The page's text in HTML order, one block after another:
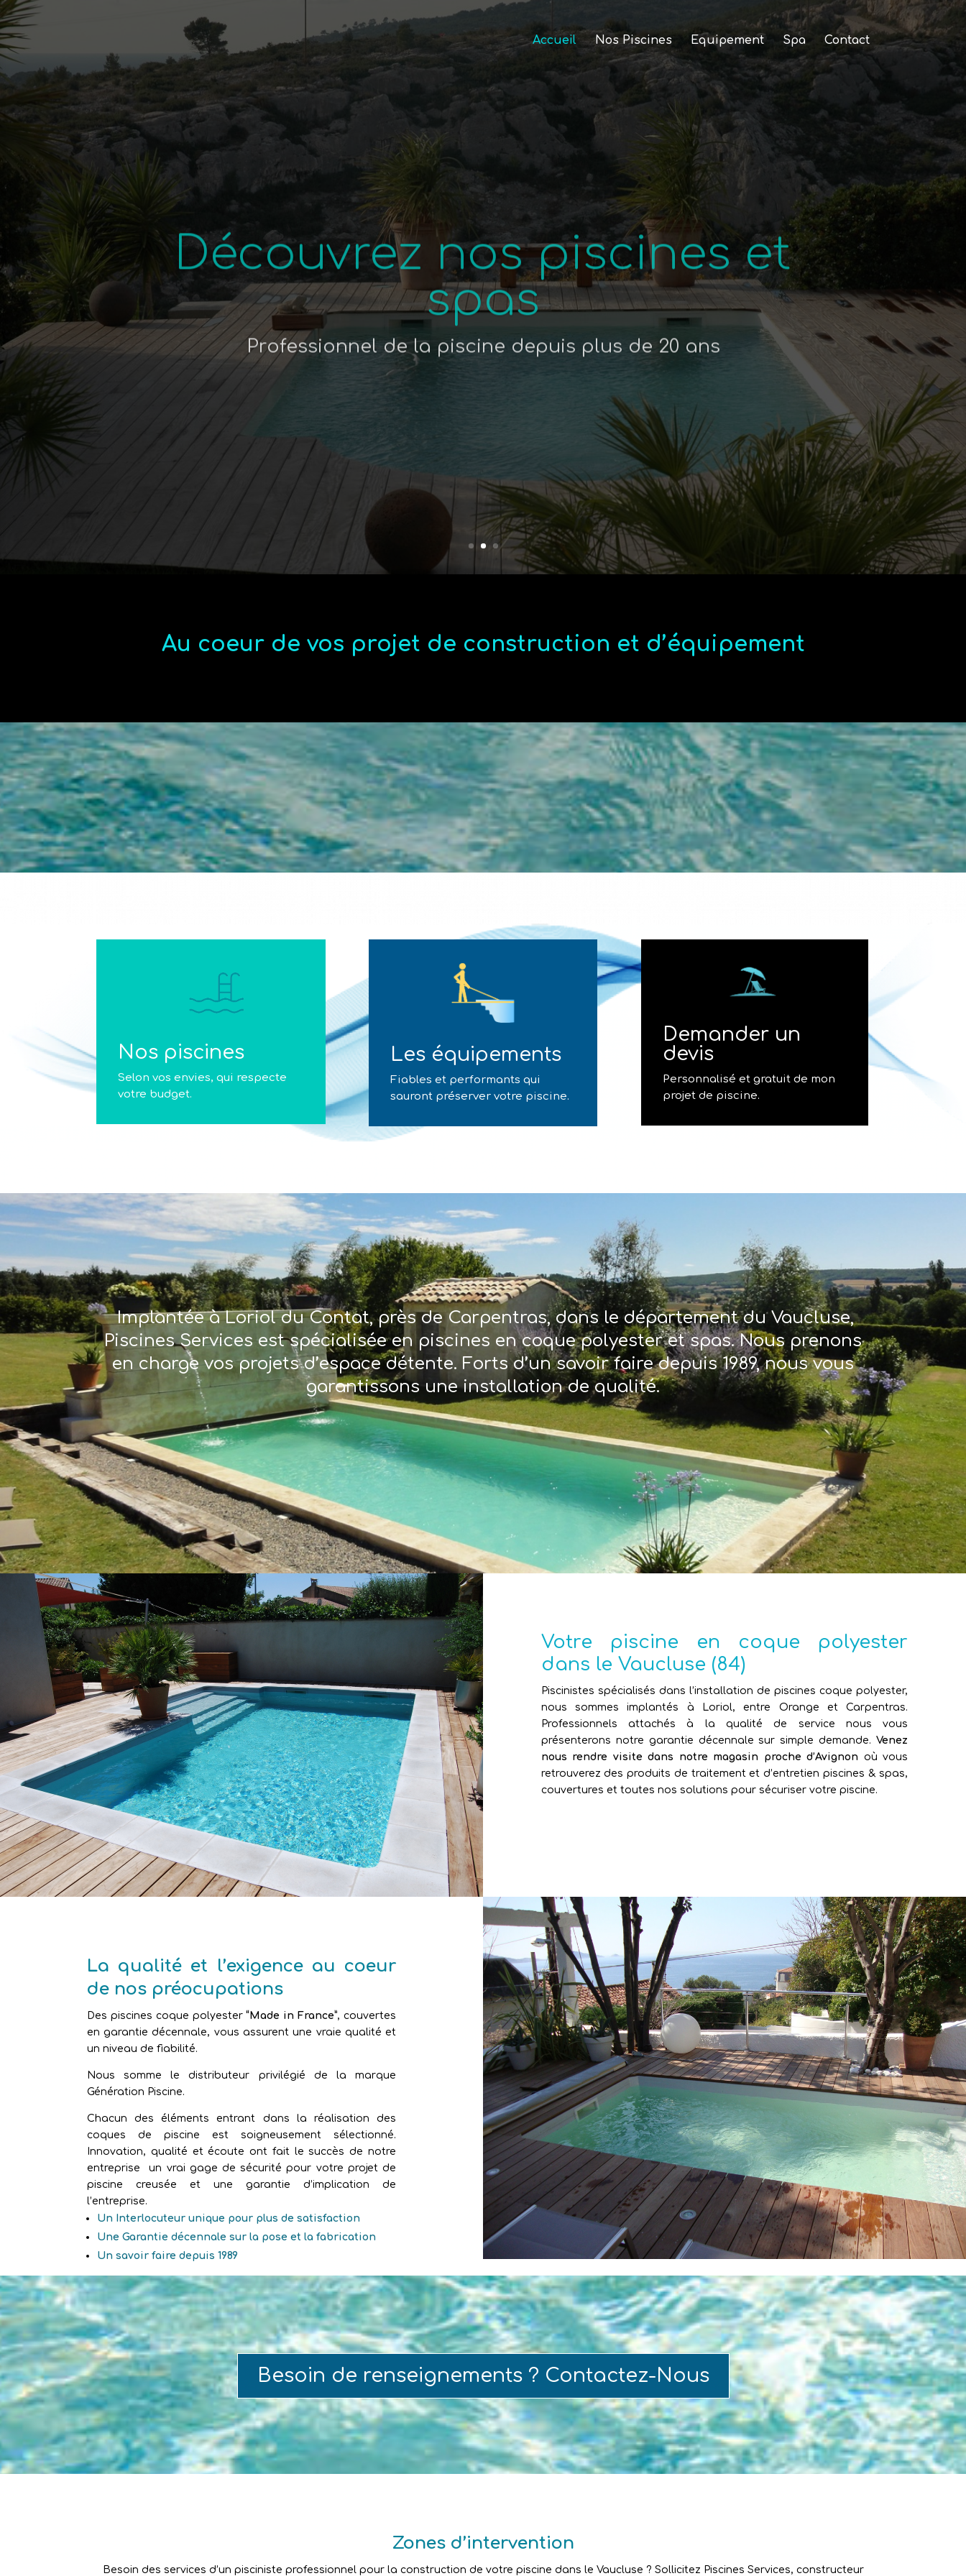
Accueil Nos Piscines Equipement Spa Contact
Découvrez nos piscines et
spas
Professionnel de la piscine depuis plus de 20 ans
Imaginez, créez, rénovez
Au coeur de vos projet de construction et d’équipement
Nos piscines
Selon vos envies, qui respecte
votre budget.
Les équipements
Fiables et performants qui
sauront préserver votre piscine.
Demander un
devis
Personnalisé et gratuit de mon
projet de piscine.
Implantée à Loriol du Contat, près de Carpentras, dans le département du Vaucluse,
Piscines Services est spécialisée en piscines en coque polyester et spas. Nous prenons
en charge vos projets d’espace détente. Forts d’un savoir faire depuis 1989, nous vous
garantissons une installation de qualité.
Votre piscine en coque polyester
dans le Vaucluse (84)
Piscinistes spécialisés dans l’installation de piscines coque polyester,
nous sommes implantés à Loriol, entre Orange et Carpentras.
Professionnels attachés à la qualité de service nous vous
présenterons notre garantie décennale sur simple demande.Venez
nous rendre visite dans notre magasin proche d’Avignon où vous
retrouverez des produits de traitement et d’entretien piscines & spas,
couvertures et toutes nos solutions pour sécuriser votre piscine.
La qualité et l’exigence au coeur
de nos préocupations
Des piscines coque polyester“Made in France”, couvertes
en garantie décennale, vous assurent une vraie qualité et
un niveau de fiabilité.
Nous somme le distributeur privilégié de la marque
Génération Piscine.
Chacun des éléments entrant dans la réalisation des
coques de piscine est soigneusement sélectionné.
Innovation, qualité et écoute ont fait le succès de notre
entreprise un vrai gage de sécurité pour votre projet de
piscine creusée et une garantie d’implication de
l’entreprise.
Un Interlocuteur unique pour plus de satisfaction
Une Garantie décennale sur la pose et la fabrication
Un savoir faire depuis 1989
Besoin de renseignements ? Contactez-Nous
Zones d’intervention
Besoin des services d’un pisciniste professionnel pour la construction de votre piscine dans le Vaucluse ? Sollicitez Piscines Services, constructeur